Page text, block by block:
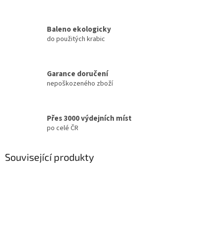
Baleno ekologicky
do použitých krabic
Garance doručení
nepoškozeného zboží
Přes 3000 výdejních míst
po celé ČR
Související produkty